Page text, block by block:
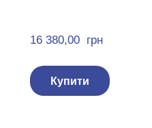
16 380,00  грн
Купити